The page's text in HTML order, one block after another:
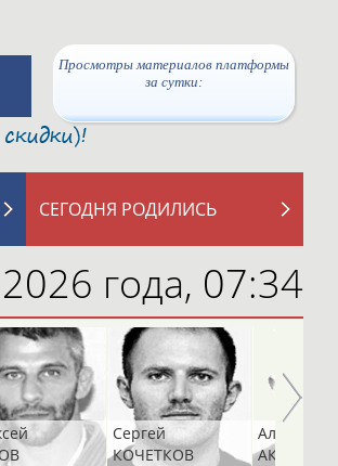
Просмотры материалов платформы
за сутки:
СЕГОДНЯ РОДИЛИСЬ
года, 07:34
Сергей
КОЧЕТКОВ
Алексей
АКАТЬЕВ